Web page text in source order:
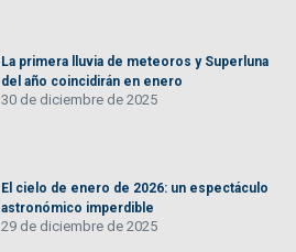
La primera lluvia de meteoros y Superluna
del año coincidirán en enero
30 de diciembre de 2025
El cielo de enero de 2026: un espectáculo
astronómico imperdible
29 de diciembre de 2025